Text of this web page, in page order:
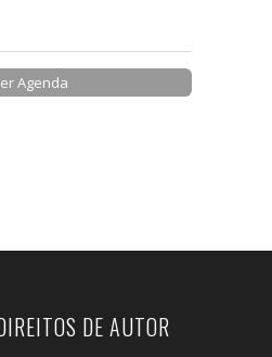
Agenda
DE AUTOR